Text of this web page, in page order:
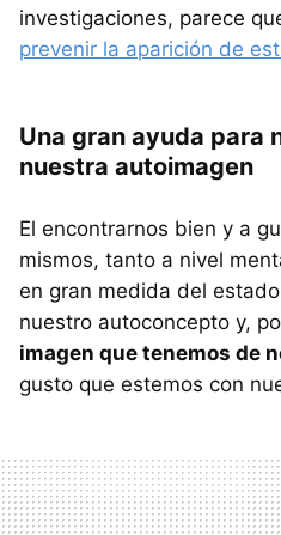
investigaciones, parece
prevenir la aparición de
Una gran ayuda para
nuestra autoimagen
El encontrarnos bien y a
mismos, tanto a nivel
en gran medida del
nuestro autoconcepto y,
imagen que tenemos de
gusto que estemos con